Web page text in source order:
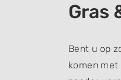
Gras
Bent u op
komen